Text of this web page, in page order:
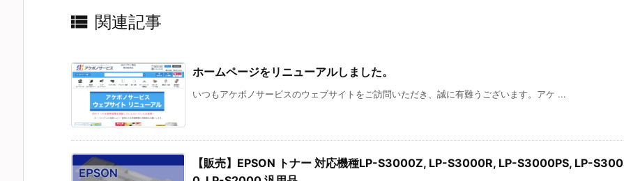
 関連記事
ホームページをリニューアルしました。
いつもアケボノサービスのウェブサイトをご訪問いただき、誠に有難うございます。アケ ...
【販売】EPSON トナー 対応機種LP-S3000Z, LP-S3000R, LP-S3000PS, LP-S300